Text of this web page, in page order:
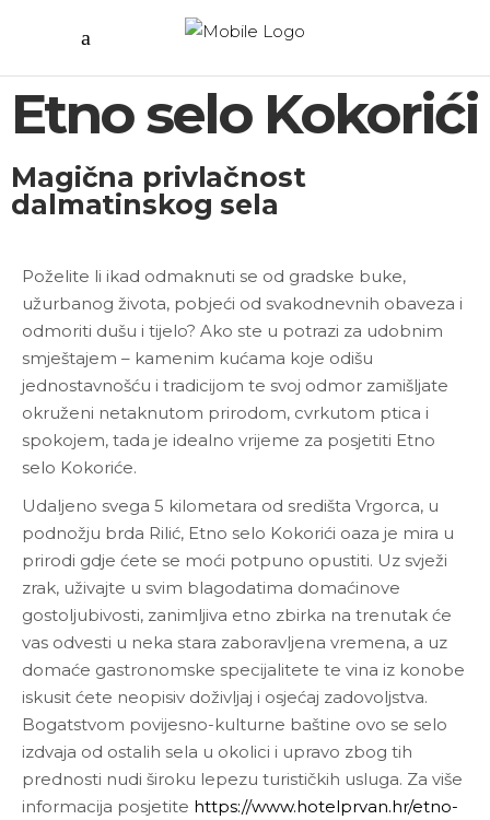
Etno selo Kokorići
Magična privlačnost
dalmatinskog sela
Poželite li ikad odmaknuti se od gradske buke,
užurbanog života, pobjeći od svakodnevnih obaveza i
odmoriti dušu i tijelo? Ako ste u potrazi za udobnim
smještajem – kamenim kućama koje odišu
jednostavnošću i tradicijom te svoj odmor zamišljate
okruženi netaknutom prirodom, cvrkutom ptica i
spokojem, tada je idealno vrijeme za posjetiti Etno
selo Kokoriće.
Udaljeno svega 5 kilometara od središta Vrgorca, u
podnožju brda Rilić, Etno selo Kokorići oaza je mira u
prirodi gdje ćete se moći potpuno opustiti. Uz svježi
zrak, uživajte u svim blagodatima domaćinove
gostoljubivosti, zanimljiva etno zbirka na trenutak će
vas odvesti u neka stara zaboravljena vremena, a uz
domaće gastronomske specijalitete te vina iz konobe
iskusit ćete neopisiv doživljaj i osjećaj zadovoljstva.
Bogatstvom povijesno-kulturne baštine ovo se selo
izdvaja od ostalih sela u okolici i upravo zbog tih
prednosti nudi široku lepezu turističkih usluga. Za više
informacija posjetite https://www.hotelprvan.hr/etno-